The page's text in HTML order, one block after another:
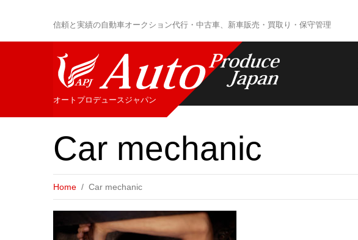
信頼と実績の自動車オークション代行・中古車、新車販売・買取り・保守管理
オートプロデュースジャパン
Car mechanic
Home Car mechanic